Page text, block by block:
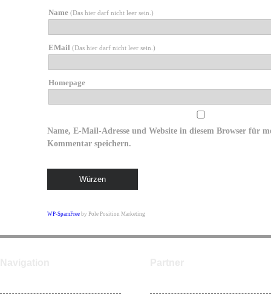
Name (Das hier darf nicht leer sein.)
EMail (Das hier darf nicht leer sein.)
Homepage
Name, E-Mail-Adresse und Website in diesem Browser für
Kommentar speichern.
WP-SpamFree by Pole Position Marketing